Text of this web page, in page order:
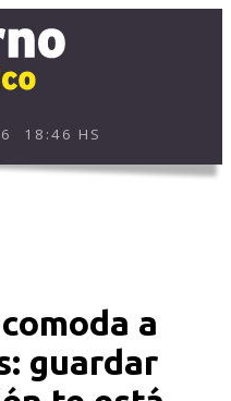
18:46 HS
a
guardar